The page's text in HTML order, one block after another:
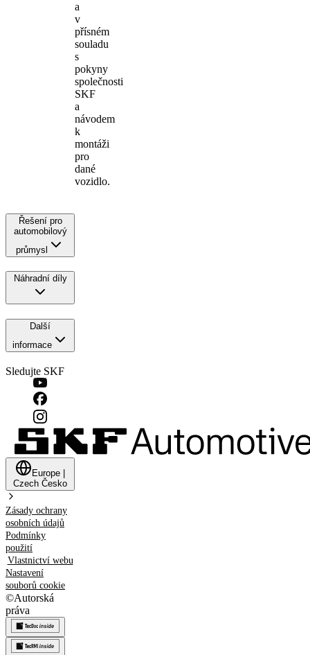
a
v
přísném
souladu
s
pokyny
společnosti
SKF
a
návodem
k
montáži
pro
dané
vozidlo.
Řešení pro
automobilový
průmysl
Náhradní díly
Další
informace
Sledujte SKF
Europe
Czech Česko
Zásady ochrany
osobních údajů
Podmínky
použití
Vlastnictví webu
Nastavení
souborů cookie
©Autorská
práva